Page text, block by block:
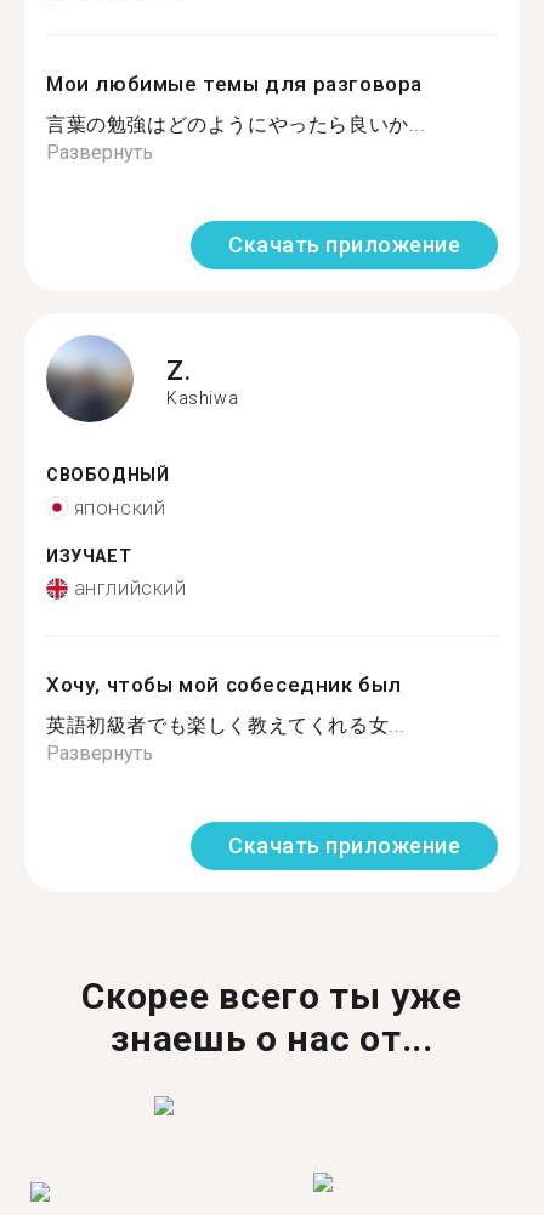
Мои любимые темы для разговора
言葉の勉強はどのようにやったら良いか...
Развернуть
Скачать приложение
Z.
Kashiwa
СВОБОДНЫЙ
японский
ИЗУЧАЕТ
английский
Хочу, чтобы мой собеседник был
英語初級者でも楽しく教えてくれる女...
Развернуть
Скачать приложение
Скорее всего ты уже
знаешь о нас от...